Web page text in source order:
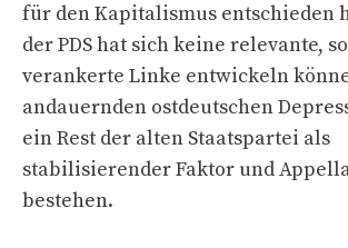
für den Kapitalismus entschieden
der PDS hat sich keine relevante,
verankerte Linke entwickeln
andauernden ostdeutschen
ein Rest der alten Staatspartei als
stabilisierender Faktor und
bestehen.